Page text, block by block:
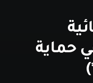
حماية